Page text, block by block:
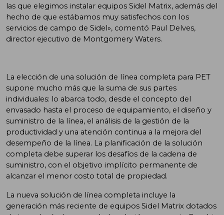
las que elegimos instalar equipos Sidel Matrix, además del
hecho de que estábamos muy satisfechos con los
servicios de campo de Sidel», comentó Paul Delves,
director ejecutivo de Montgomery Waters.
La elección de una solución de línea completa para PET
supone mucho más que la suma de sus partes
individuales: lo abarca todo, desde el concepto del
envasado hasta el proceso de equipamiento, el diseño y
suministro de la línea, el análisis de la gestión de la
productividad y una atención continua a la mejora del
desempeño de la línea. La planificación de la solución
completa debe superar los desafíos de la cadena de
suministro, con el objetivo implícito permanente de
alcanzar el menor costo total de propiedad.
La nueva solución de línea completa incluye la
generación más reciente de equipos Sidel Matrix dotados